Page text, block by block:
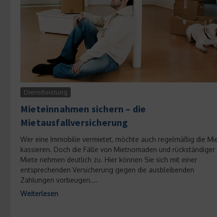
Dienstleistung
Mieteinnahmen sichern – die
Mietausfallversicherung
Wer eine Immobilie vermietet, möchte auch regelmäßig die
kassieren. Doch die Fälle von Mietnomaden und rückständiger
Miete nehmen deutlich zu. Hier können Sie sich mit einer
entsprechenden Versicherung gegen die ausbleibenden
Zahlungen vorbeugen....
Weiterlesen